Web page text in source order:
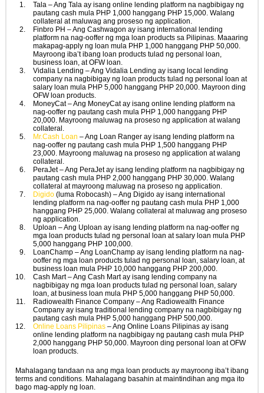
Tala – Ang Tala ay isang online lending platform na nagbibigay ng
pautang cash mula PHP 1,000 hanggang PHP 15,000. Walang
collateral at maluwag ang proseso ng application.
Finbro PH – Ang Cashwagon ay isang international lending
platform na nag-ooffer ng mga loan products sa Pilipinas. Maaaring
makapag-apply ng loan mula PHP 1,000 hanggang PHP 50,000.
Mayroong iba’t ibang loan products tulad ng personal loan,
business loan, at OFW loan.
Vidalia Lending – Ang Vidalia Lending ay isang local lending
company na nagbibigay ng loan products tulad ng personal loan at
salary loan mula PHP 5,000 hanggang PHP 20,000. Mayroon ding
OFW loan products.
MoneyCat – Ang MoneyCat ay isang online lending platform na
nag-ooffer ng pautang cash mula PHP 1,000 hanggang PHP
20,000. Mayroong maluwag na proseso ng application at walang
collateral.
Mr.Cash Loan – Ang Loan Ranger ay isang lending platform na
nag-ooffer ng pautang cash mula PHP 1,500 hanggang PHP
23,000. Mayroong maluwag na proseso ng application at walang
collateral.
PeraJet – Ang PeraJet ay isang lending platform na nagbibigay ng
pautang cash mula PHP 2,000 hanggang PHP 30,000. Walang
collateral at mayroong maluwag na proseso ng application.
Digido(luma Robocash) – Ang Digido ay isang international
lending platform na nag-ooffer ng pautang cash mula PHP 1,000
hanggang PHP 25,000. Walang collateral at maluwag ang proseso
ng application.
Uploan – Ang Uploan ay isang lending platform na nag-ooffer ng
mga loan products tulad ng personal loan at salary loan mula PHP
5,000 hanggang PHP 100,000.
LoanChamp – Ang LoanChamp ay isang lending platform na nag-
ooffer ng mga loan products tulad ng personal loan, salary loan, at
business loan mula PHP 10,000 hanggang PHP 200,000.
Cash Mart – Ang Cash Mart ay isang lending company na
nagbibigay ng mga loan products tulad ng personal loan, salary
loan, at business loan mula PHP 5,000 hanggang PHP 50,000.
Radiowealth Finance Company – Ang Radiowealth Finance
Company ay isang traditional lending company na nagbibigay ng
pautang cash mula PHP 5,000 hanggang PHP 500,000.
Online Loans Pilipinas– Ang Online Loans Pilipinas ay isang
online lending platform na nagbibigay ng pautang cash mula PHP
2,000 hanggang PHP 50,000. Mayroon ding personal loan at OFW
loan products.
Mahalagang tandaan na ang mga loan products ay mayroong iba’t ibang
terms and conditions. Mahalagang basahin at maintindihan ang mga ito
bago mag-apply ng loan.